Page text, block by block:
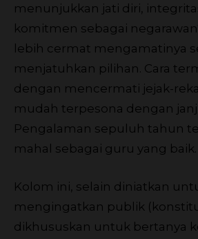
menunjukkan jati diri,
komitmen sebagai
lebih cermat mengamatinya
menjatuhkan pilihan. Cara
dengan mencermati jejak-
mudah terpesona dengan
Pengalaman sepuluh tahun
mahal sebagai guru yang baik.
Kolom ini, selain diniatkan
mengingatkan publik
dikhususkan untuk bertanya